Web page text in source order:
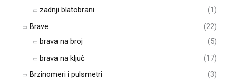
zadnji blatobrani
(1)
Brave
(22)
brava na broj
(5)
brava na ključ
(17)
Brzinomeri i pulsmetri
(3)